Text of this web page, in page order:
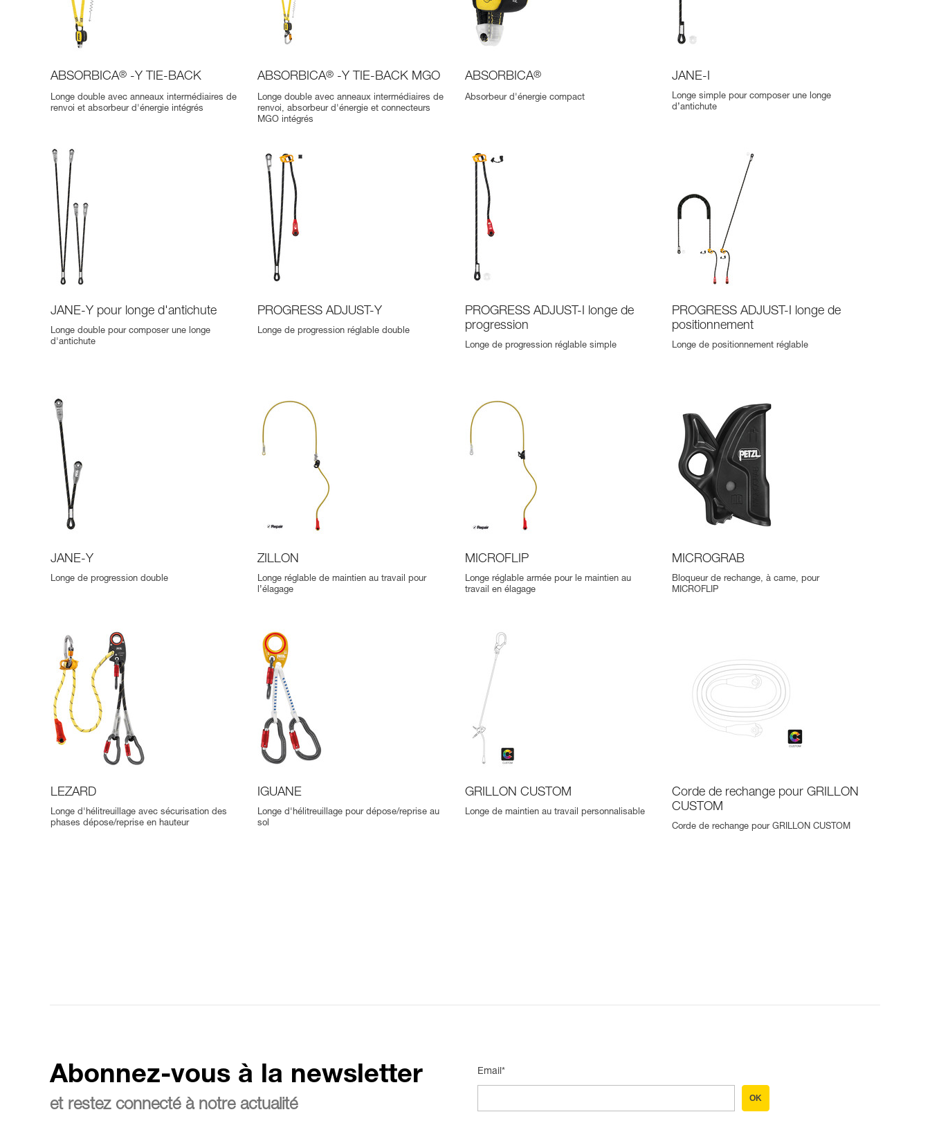
ABSORBICA® -Y TIE-BACK
Longe double avec anneaux intermédiaires de
renvoi et absorbeur d'énergie intégrés
ABSORBICA® -Y TIE-BACK MGO
Longe double avec anneaux intermédiaires de
renvoi, absorbeur d'énergie et connecteurs
MGO intégrés
ABSORBICA®
Absorbeur d'énergie compact
JANE-I
Longe simple pour composer une longe
d’antichute
JANE-Y pour longe d'antichute
Longe double pour composer une longe
d'antichute
PROGRESS ADJUST-Y
Longe de progression réglable double
PROGRESS ADJUST-I longe de
progression
Longe de progression réglable simple
PROGRESS ADJUST-I longe de
positionnement
Longe de positionnement réglable
JANE-Y
Longe de progression double
ZILLON
Longe réglable de maintien au travail pour
l’élagage
MICROFLIP
Longe réglable armée pour le maintien au
travail en élagage
MICROGRAB
Bloqueur de rechange, à came, pour
MICROFLIP
LEZARD
Longe d'hélitreuillage avec sécurisation des
phases dépose/reprise en hauteur
IGUANE
Longe d'hélitreuillage pour dépose/reprise au
sol
GRILLON CUSTOM
Longe de maintien au travail personnalisable
Corde de rechange pour GRILLON
CUSTOM
Corde de rechange pour GRILLON CUSTOM
Abonnez-vous à la newsletter
et restez connecté à notre actualité
Email*
OK